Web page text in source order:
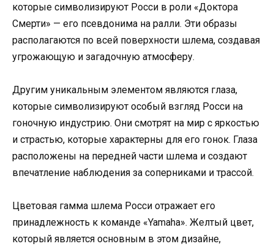
которые символизируют Росси в роли «Доктора
Смерти» — его псевдонима на ралли. Эти образы
располагаются по всей поверхности шлема, создавая
угрожающую и загадочную атмосферу.
Другим уникальным элементом являются глаза,
которые символизируют особый взгляд Росси на
гоночную индустрию. Они смотрят на мир с яркостью
и страстью, которые характерны для его гонок. Глаза
расположены на передней части шлема и создают
впечатление наблюдения за соперниками и трассой.
Цветовая гамма шлема Росси отражает его
принадлежность к команде «Yamaha». Желтый цвет,
который является основным в этом дизайне,